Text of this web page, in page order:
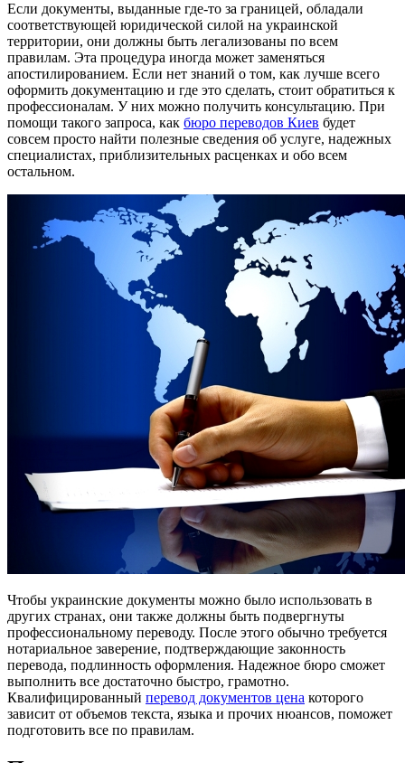
Если документы, выданные где-то за границей, обладали
соответствующей юридической силой на украинской
территории, они должны быть легализованы по всем
правилам. Эта процедура иногда может заменяться
апостилированием. Если нет знаний о том, как лучше всего
оформить документацию и где это сделать, стоит обратиться к
профессионалам. У них можно получить консультацию. При
помощи такого запроса, как бюро переводов Киев будет
совсем просто найти полезные сведения об услуге, надежных
специалистах, приблизительных расценках и обо всем
остальном.
Чтобы украинские документы можно было использовать в
других странах, они также должны быть подвергнуты
профессиональному переводу. После этого обычно требуется
нотариальное заверение, подтверждающие законность
перевода, подлинность оформления. Надежное бюро сможет
выполнить все достаточно быстро, грамотно.
Квалифицированный перевод документов цена которого
зависит от объемов текста, языка и прочих нюансов, поможет
подготовить все по правилам.